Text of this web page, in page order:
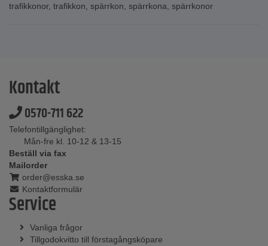
trafikkonor, trafikkon, spärrkon, spärrkona, spärrkonor
Kontakt
0570-711 622
Telefontillgänglighet:
Mån-fre kl. 10-12 & 13-15
Beställ via fax
Mailorder
order@esska.se
Kontaktformulär
Service
Vanliga frågor
Tillgodokvitto till förstagångsköpare